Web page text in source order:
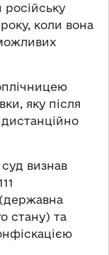
коли вона
яку після
визнав
стану) та